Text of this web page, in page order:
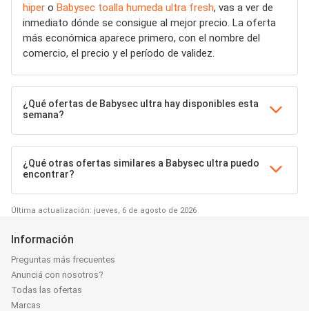
hiper o Babysec toalla humeda ultra fresh, vas a ver de
inmediato dónde se consigue al mejor precio. La oferta
más económica aparece primero, con el nombre del
comercio, el precio y el período de validez.
¿Qué ofertas de Babysec ultra hay disponibles esta
semana?
¿Qué otras ofertas similares a Babysec ultra puedo
encontrar?
Última actualización: jueves, 6 de agosto de 2026
Información
Preguntas más frecuentes
Anunciá con nosotros?
Todas las ofertas
Marcas